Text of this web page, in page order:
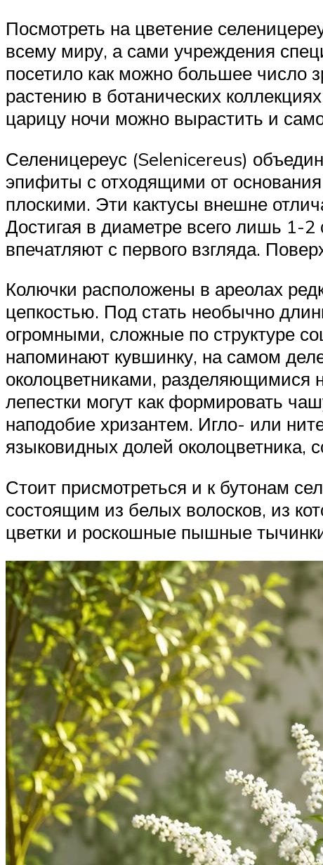
Посмотреть на цветение
всему миру, а сами учреждения
посетило как можно большее число
растению в ботанических
царицу ночи можно вырастить и
Селеницереус (Selenicereus)
эпифиты с отходящими от
плоскими. Эти кактусы внешне
Достигая в диаметре всего лишь 1-2
впечатляют с первого взгляда.
Колючки расположены в ареолах
цепкостью. Под стать необычно
огромными, сложные по структуре
напоминают кувшинку, на самом
околоцветниками, разделяющимися
лепестки могут как формировать
наподобие хризантем. Игло- или
языковидных долей околоцветника,
Стоит присмотреться и к бутонам
состоящим из белых волосков, из
цветки и роскошные пышные